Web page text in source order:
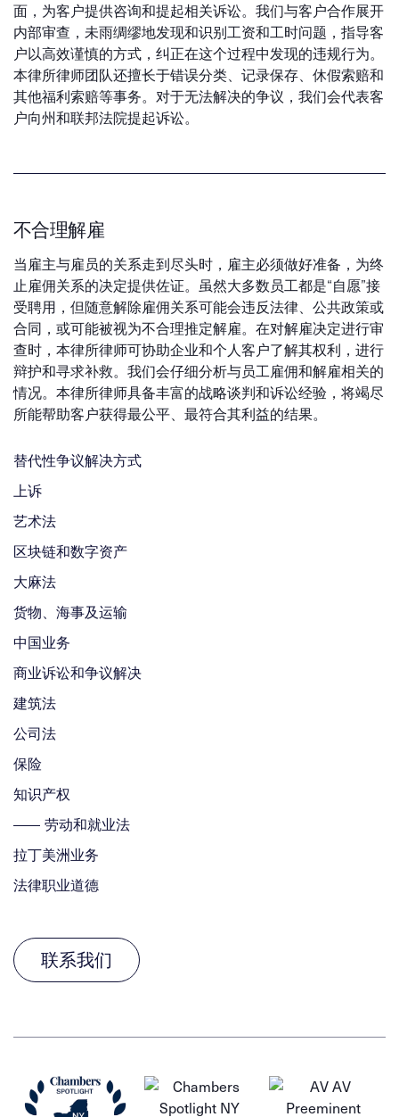
面，为客户提供咨询和提起相关诉讼。我们与客户合作展开
内部审查，未雨绸缪地发现和识别工资和工时问题，指导客
户以高效谨慎的方式，纠正在这个过程中发现的违规行为。
本律所律师团队还擅长于错误分类、记录保存、休假索赔和
其他福利索赔等事务。对于无法解决的争议，我们会代表客
户向州和联邦法院提起诉讼。
不合理解雇
当雇主与雇员的关系走到尽头时，雇主必须做好准备，为终
止雇佣关系的决定提供佐证。虽然大多数员工都是“自愿”接
受聘用，但随意解除雇佣关系可能会违反法律、公共政策或
合同，或可能被视为不合理推定解雇。在对解雇决定进行审
查时，本律所律师可协助企业和个人客户了解其权利，进行
辩护和寻求补救。我们会仔细分析与员工雇佣和解雇相关的
情况。本律所律师具备丰富的战略谈判和诉讼经验，将竭尽
所能帮助客户获得最公平、最符合其利益的结果。
替代性争议解决方式
上诉
艺术法
区块链和数字资产
大麻法
货物、海事及运输
中国业务
商业诉讼和争议解决
建筑法
公司法
保险
知识产权
劳动和就业法
拉丁美洲业务
法律职业道德
联系我们